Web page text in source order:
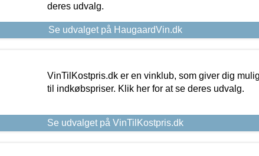
deres udvalg.
Se udvalget på HaugaardVin.dk
VinTilKostpris.dk er en vinklub, som giver dig
til indkøbspriser. Klik her for at se deres udvalg.
Se udvalget på VinTilKostpris.dk